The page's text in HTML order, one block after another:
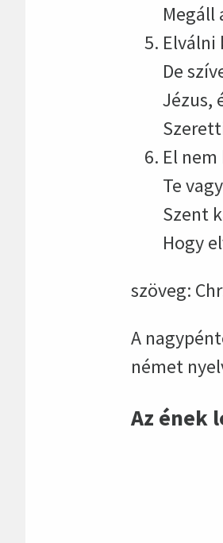
Megáll
Elválni
De
Jézus,
El
Te
Szent
Hogy
szöveg:
A
német
Az ének